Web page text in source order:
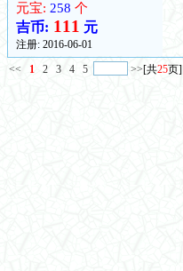
元宝: 258 个
吉币: 111 元
注册: 2016-06-01
<< 1 2 3 4 5 >>[共25页]